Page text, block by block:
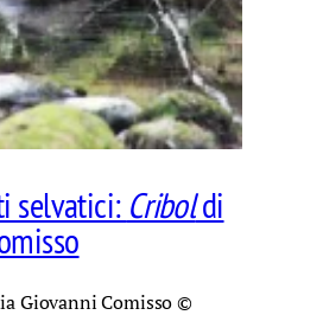
selvatici: Criboldi
Giovanni Comisso ©